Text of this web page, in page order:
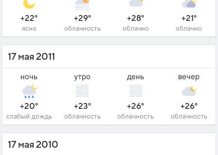
+22°
ясно
+29°
облачность
+28°
облачно
+21°
облачно
17 мая 2011
ночь
+20°
слабый дождь
утро
+23°
облачность
день
+26°
облачность
вечер
+26°
облачность
17 мая 2010